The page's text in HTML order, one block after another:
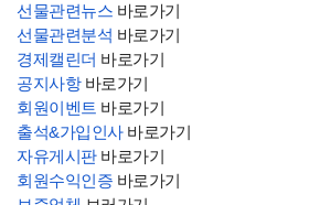
선물관련뉴스 바로가기
선물관련분석 바로가기
경제캘린더 바로가기
공지사항바로가기
회원이벤트 바로가기
출석&가입인사바로가기
자유게시판바로가기
회원수익인증 바로가기